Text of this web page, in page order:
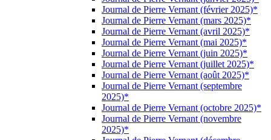
Journal de Pierre Vernant (février 2025)*
Journal de Pierre Vernant (mars 2025)*
Journal de Pierre Vernant (avril 2025)*
Journal de Pierre Vernant (mai 2025)*
Journal de Pierre Vernant (juin 2025)*
Journal de Pierre Vernant (juillet 2025)*
Journal de Pierre Vernant (août 2025)*
Journal de Pierre Vernant (septembre
2025)*
Journal de Pierre Vernant (octobre 2025)*
Journal de Pierre Vernant (novembre
2025)*